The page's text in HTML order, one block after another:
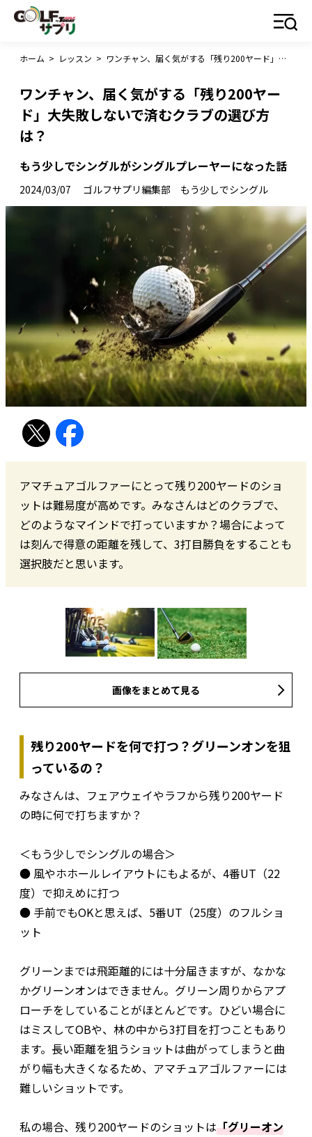
ホーム > レッスン > ワンチャン、届く気がする「残り200ヤード」大失敗しないで済むクラブの選び方は？
ワンチャン、届く気がする「残り200ヤー
ド」大失敗しないで済むクラブの選び方
は？
もう少しでシングルがシングルプレーヤーになった話
2024/03/07 ゴルフサプリ編集部 もう少しでシングル
アマチュアゴルファーにとって残り200ヤードのショ
ットは難易度が高めです。みなさんはどのクラブで、
どのようなマインドで打っていますか？場合によって
は刻んで得意の距離を残して、3打目勝負をすることも
選択肢だと思います。
画像をまとめて見る
残り200ヤードを何で打つ？グリーンオンを狙
っているの？
みなさんは、フェアウェイやラフから残り200ヤード
の時に何で打ちますか？
＜もう少しでシングルの場合＞
● 風やホホールレイアウトにもよるが、4番UT（22
度）で抑えめに打つ
● 手前でもOKと思えば、5番UT（25度）のフルショ
ット
グリーンまでは飛距離的には十分届きますが、なかな
かグリーンオンはできません。グリーン周りからアプ
ローチをしていることがほとんどです。ひどい場合に
はミスしてOBや、林の中から3打目を打つこともあり
ます。長い距離を狙うショットは曲がってしまうと曲
がり幅も大きくなるため、アマチュアゴルファーには
難しいショットです。
私の場合、残り200ヤードのショットは「グリーオン